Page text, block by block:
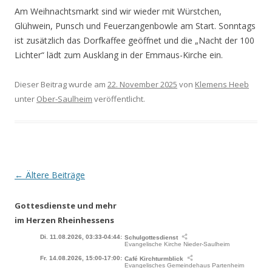
Am Weihnachtsmarkt sind wir wieder mit Würstchen,
Glühwein, Punsch und Feuerzangenbowle am Start. Sonntags
ist zusätzlich das Dorfkaffee geöffnet und die „Nacht der 100
Lichter“ lädt zum Ausklang in der Emmaus-Kirche ein.
Dieser Beitrag wurde am 22. November 2025 von Klemens Heeb
unter Ober-Saulheim veröffentlicht.
Beitrags-
← Ältere Beiträge
Gottesdienste und mehr
im Herzen Rheinhessens